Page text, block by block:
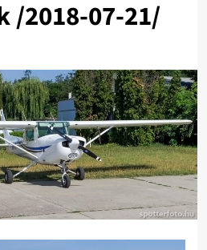
/2018-07-21/